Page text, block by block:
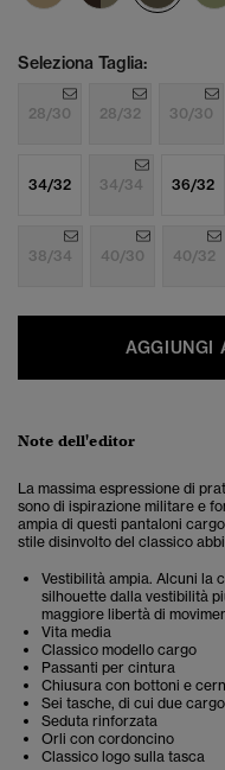
Seleziona Taglia:
28/30 28/32 30/30
34/32 34/34 36/32
38/34 40/30 40/32
AGGIUNGI
Note dell'editor
La massima espressione di
sono di ispirazione militare e
ampia di questi pantaloni
stile disinvolto del classico
Vestibilità ampia. Alcuni la
silhouette dalla vestibilità
maggiore libertà di
Vita media
Classico modello cargo
Passanti per cintura
Chiusura con bottoni e
Sei tasche, di cui due cargo
Seduta rinforzata
Orli con cordoncino
Classico logo sulla tasca